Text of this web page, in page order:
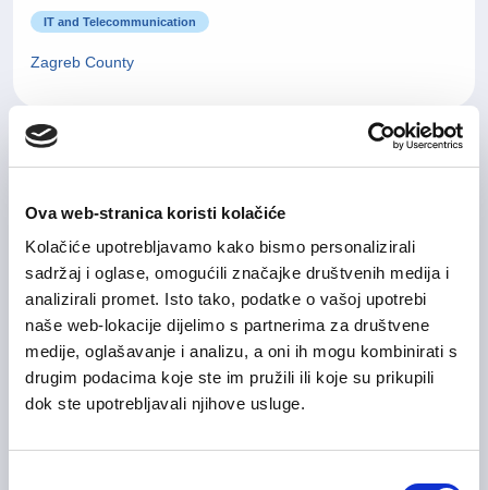
Ova web-stranica koristi kolačiće
Kolačiće upotrebljavamo kako bismo personalizirali
sadržaj i oglase, omogućili značajke društvenih medija i
analizirali promet. Isto tako, podatke o vašoj upotrebi
naše web-lokacije dijelimo s partnerima za društvene
medije, oglašavanje i analizu, a oni ih mogu kombinirati s
drugim podacima koje ste im pružili ili koje su prikupili
dok ste upotrebljavali njihove usluge.
IT and Telecommunication
Zagreb County
Upis u bazu kandidata 💡
Other Area(s)
On-siteZagreb County
Group Credit & Controlling
Manager